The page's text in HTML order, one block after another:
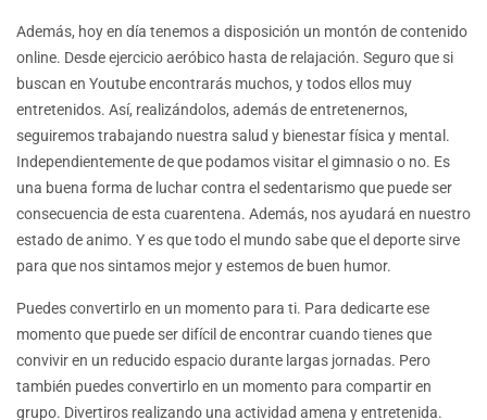
Además, hoy en día tenemos a disposición un montón de contenido
online. Desde ejercicio aeróbico hasta de relajación. Seguro que si
buscan en Youtube encontrarás muchos, y todos ellos muy
entretenidos. Así, realizándolos, además de entretenernos,
seguiremos trabajando nuestra salud y bienestar física y mental.
Independientemente de que podamos visitar el gimnasio o no. Es
una buena forma de luchar contra el sedentarismo que puede ser
consecuencia de esta cuarentena. Además, nos ayudará en nuestro
estado de animo. Y es que todo el mundo sabe que el deporte sirve
para que nos sintamos mejor y estemos de buen humor.
Puedes convertirlo en un momento para ti. Para dedicarte ese
momento que puede ser difícil de encontrar cuando tienes que
convivir en un reducido espacio durante largas jornadas. Pero
también puedes convertirlo en un momento para compartir en
grupo. Divertiros realizando una actividad amena y entretenida.